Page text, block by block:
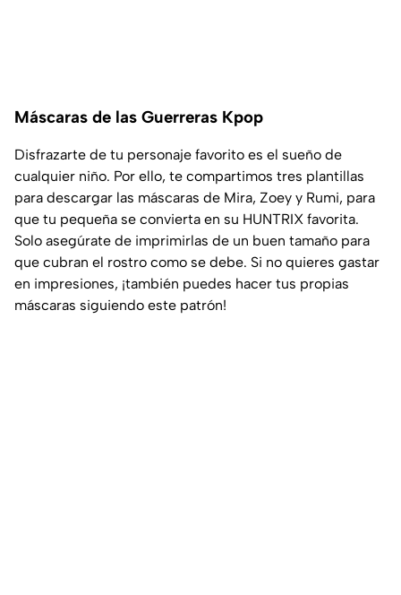
Máscaras de las Guerreras Kpop
Disfrazarte de tu personaje favorito es el sueño de
cualquier niño. Por ello, te compartimos tres plantillas
para descargar las máscaras de Mira, Zoey y Rumi, para
que tu pequeña se convierta en su HUNTRIX favorita.
Solo asegúrate de imprimirlas de un buen tamaño para
que cubran el rostro como se debe. Si no quieres gastar
en impresiones, ¡también puedes hacer tus propias
máscaras siguiendo este patrón!